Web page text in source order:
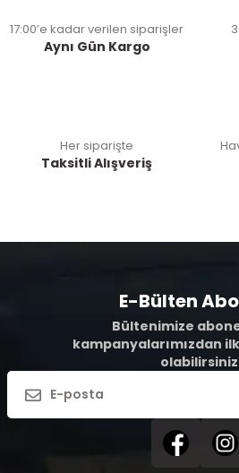
17:00’e kadar verilen siparişler
Aynı Gün Kargo
Her siparişte
Taksitli Alışveriş
E-Bülten
Bültenimize
kampanyalarımızdan